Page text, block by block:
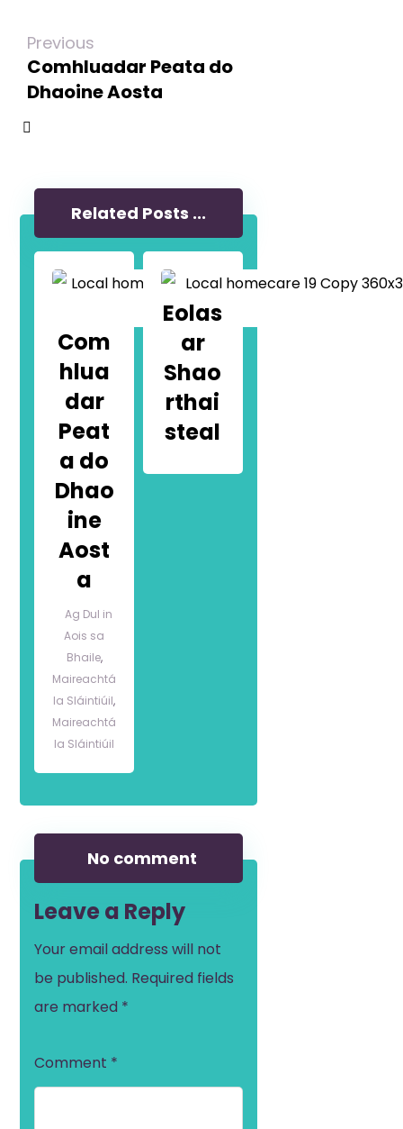
Previous
Comhluadar Peata do
Dhaoine Aosta
Related Posts ...
Com
hlua
dar
Peat
a do
Dhao
ine
Aost
a
Ag Dul in
Aois sa
Bhaile,
Maireachtá
la Sláintiúil,
Maireachtá
la Sláintiúil
Eolas
ar
Shao
rthai
steal
No comment
Leave a Reply
Your email address will not
be published. Required fields
are marked *
Comment *